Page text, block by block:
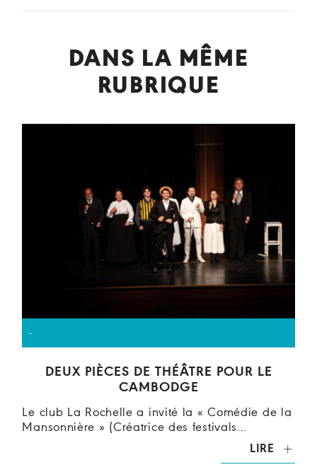
DANS LA MÊME
RUBRIQUE
-
DEUX PIÈCES DE THÉÂTRE POUR LE
CAMBODGE
Le club La Rochelle a invité la « Comédie de la
Mansonnière » (Créatrice des festivals…
LIRE